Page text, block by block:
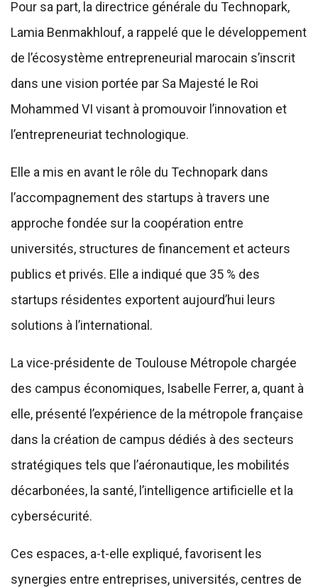
Pour sa part, la directrice générale du Technopark,
Lamia Benmakhlouf, a rappelé que le développement
de l’écosystème entrepreneurial marocain s’inscrit
dans une vision portée par Sa Majesté le Roi
Mohammed VI visant à promouvoir l’innovation et
l’entrepreneuriat technologique.
Elle a mis en avant le rôle du Technopark dans
l’accompagnement des startups à travers une
approche fondée sur la coopération entre
universités, structures de financement et acteurs
publics et privés. Elle a indiqué que 35 % des
startups résidentes exportent aujourd’hui leurs
solutions à l’international.
La vice-présidente de Toulouse Métropole chargée
des campus économiques, Isabelle Ferrer, a, quant à
elle, présenté l’expérience de la métropole française
dans la création de campus dédiés à des secteurs
stratégiques tels que l’aéronautique, les mobilités
décarbonées, la santé, l’intelligence artificielle et la
cybersécurité.
Ces espaces, a-t-elle expliqué, favorisent les
synergies entre entreprises, universités, centres de